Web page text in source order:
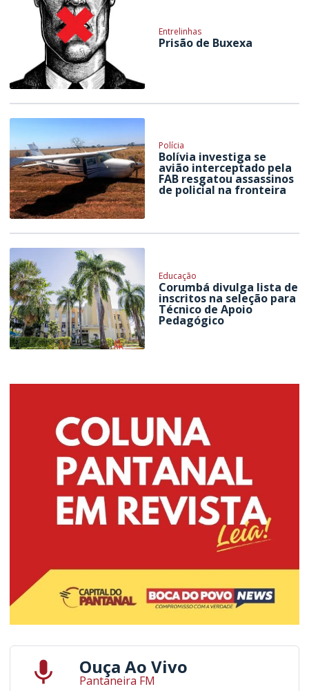
Entrelinhas
Prisão de Buxexa
Polícia
Bolívia investiga se
avião interceptado pela
FAB resgatou assassinos
de policial na fronteira
Educação
Corumbá divulga lista de
inscritos na seleção para
Técnico de Apoio
Pedagógico
Ouça Ao Vivo
Pantaneira FM